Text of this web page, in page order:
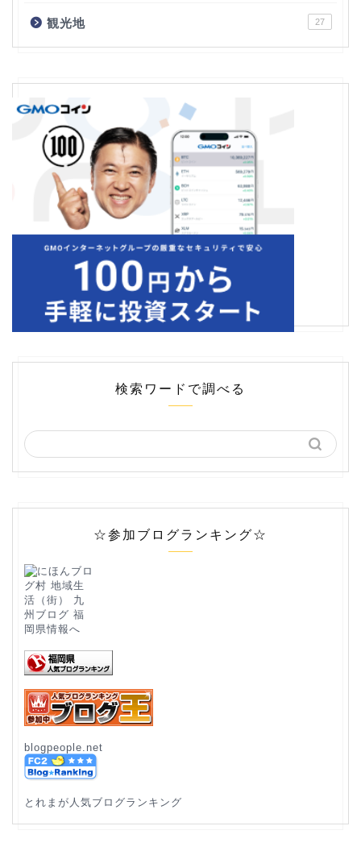
観光地 27
検索ワードで調べる
☆参加ブログランキング☆
blogpeople.net
とれまが人気ブログランキング